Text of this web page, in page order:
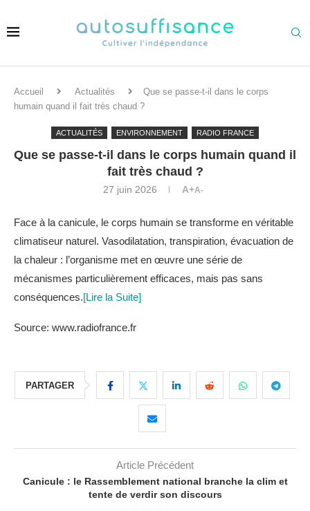
Accueil Actualités
Que se passe-t-il dans le corps
humain quand il fait très chaud ?
ACTUALITÉS ENVIRONNEMENT RADIO FRANCE
Que se passe-t-il dans le corps humain quand il
fait très chaud ?
27 juin 2026 A+A-
Face à la canicule, le corps humain se transforme en véritable
climatiseur naturel. Vasodilatation, transpiration, évacuation de
la chaleur : l’organisme met en œuvre une série de
mécanismes particulièrement efficaces, mais pas sans
conséquences.[Lire la Suite]
Source: www.radiofrance.fr
PARTAGER
Article Précédent
Canicule : le Rassemblement national branche la clim et
tente de verdir son discours